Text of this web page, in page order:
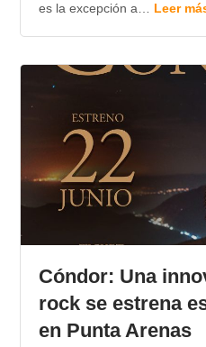
es la excepción a… Leer
Cóndor: Una
rock se estrena
en Punta Arenas